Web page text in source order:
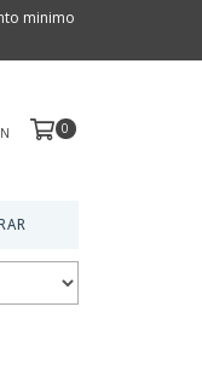
minimo
0